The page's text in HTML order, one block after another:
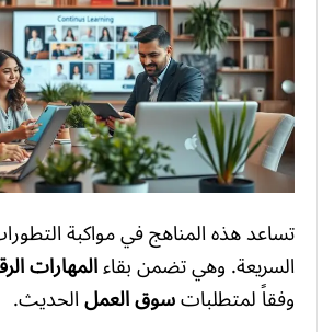
تساعد هذه المناهج في مواكبة
السريعة. وهي تضمن بقاءالمهارات
وفقاً لمتطلباتسوق العملالحديث.